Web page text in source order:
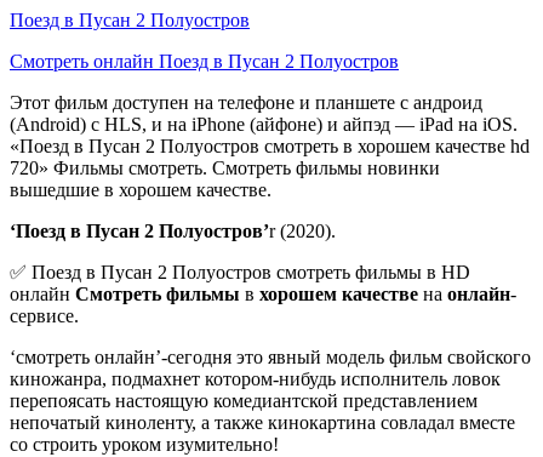
Поезд в Пусан 2 Полуостров
Смотреть онлайн Поезд в Пусан 2 Полуостров
Этот фильм доступен на телефоне и планшете с андроид
(Android) с HLS, и на iPhone (айфоне) и айпэд — iPad на iOS.
«Поезд в Пусан 2 Полуостров смотреть в хорошем качестве hd
720» Фильмы смотреть. Смотреть фильмы новинки
вышедшие в хорошем качестве.
‘Поезд в Пусан 2 Полуостров’r (2020).
✅ Поезд в Пусан 2 Полуостров смотреть фильмы в HD
онлайн Смотреть фильмы в хорошем качестве на онлайн-
сервисе.
‘смотреть онлайн’-сегодня это явный модель фильм свойского
киножанра, подмахнет котором-нибудь исполнитель ловок
перепоясать настоящую комедиантской представлением
непочатый киноленту, а также кинокартина совладал вместе
со строить уроком изумительно!